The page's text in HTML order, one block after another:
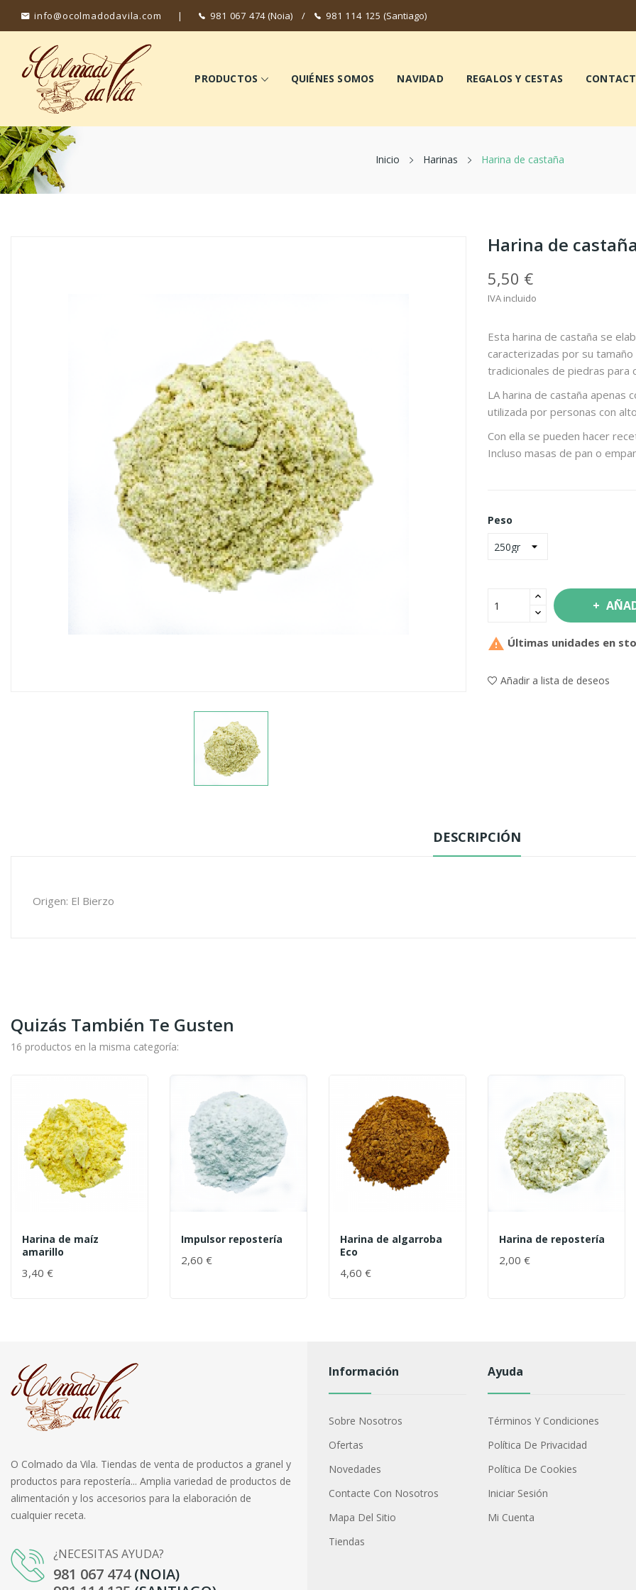
info@ocolmadodavila.com | 981 067 474(Noia) / 981 114 125 (Santiago)
PRODUCTOS QUIÉNES SOMOS NAVIDAD REGALOS Y CESTAS
Inicio Harinas Harina de castaña
Harina de
5,50 €
IVA incluido
Esta harina de castaña se
caracterizadas por su
tradicionales de piedras para
LA harina de castaña
utilizada por personas con
Con ella se pueden hacer
Incluso masas de pan o
Peso
 Últimas unidades en
Añadir a lista de deseos
DESCRIPCIÓN
Origen: El Bierzo
Quizás También Te Gusten
16 productos en la misma categoría:
Harina de maíz
amarillo
3,40 €
Impulsor repostería
2,60 €
Harina de algarroba
Eco
4,60 €
Harina de repostería
2,00 €
O Colmado da Vila. Tiendas de venta de productos a granel y
productos para repostería... Amplia variedad de productos de
alimentación y los accesorios para la elaboración de
cualquier receta.
¿NECESITAS AYUDA?
981 067 474(NOIA)
Información
Sobre Nosotros
Ofertas
Novedades
Contacte Con Nosotros
Mapa Del Sitio
Tiendas
Ayuda
Términos Y Condiciones
Política De Privacidad
Política De Cookies
Iniciar Sesión
Mi Cuenta